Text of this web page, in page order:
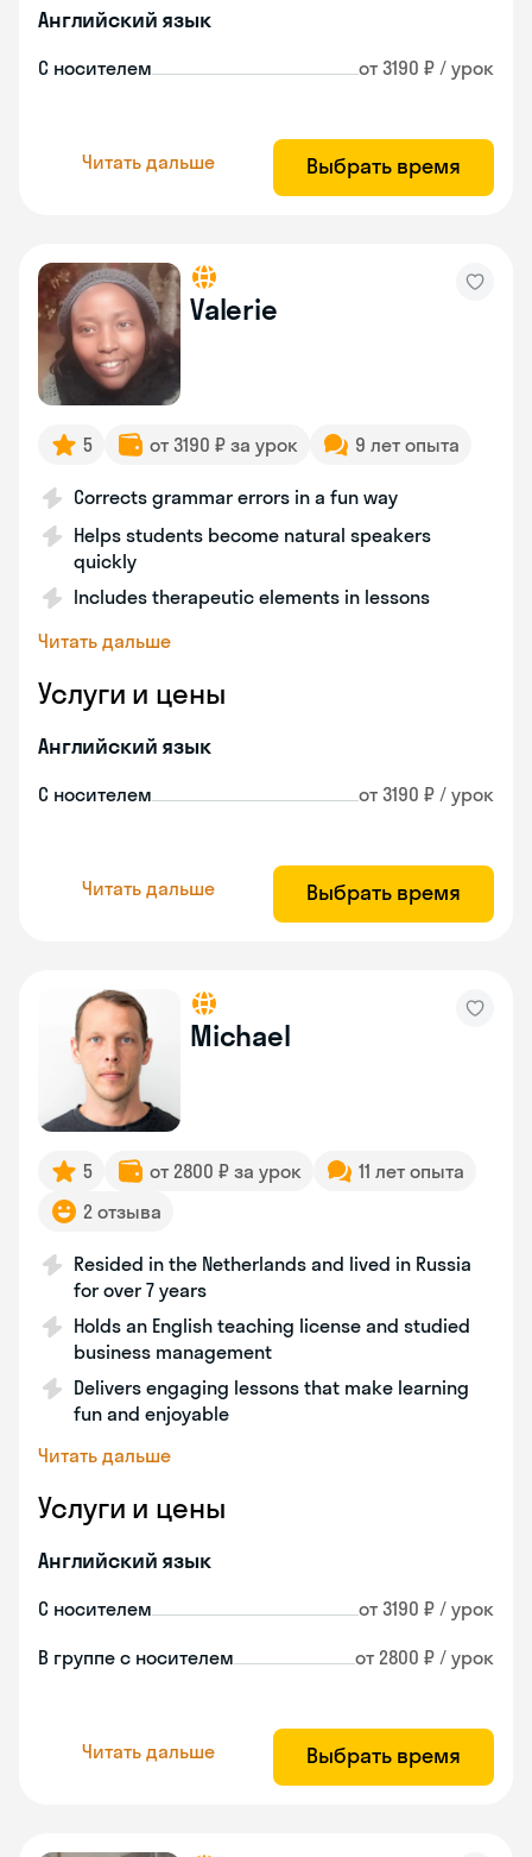
Английский язык
С носителем от 3190 ₽ / урок
Читать дальше Выбрать время
Valerie
5 от 3190 ₽ за урок 9 лет опыта
Corrects grammar errors in a fun way
Helps students become natural speakers
quickly
Includes therapeutic elements in lessons
Читать дальше
Услуги и цены
Английский язык
С носителем от 3190 ₽ / урок
Читать дальше Выбрать время
Michael
5 от 2800 ₽ за урок
11 лет опыта
2 отзыва
Resided in the Netherlands and lived in Russia
for over 7 years
Holds an English teaching license and studied
business management
Delivers engaging lessons that make learning
fun and enjoyable
Читать дальше
Услуги и цены
Английский язык
С носителем от 3190 ₽ / урок
В группе с носителем от 2800 ₽ / урок
Читать дальше Выбрать время